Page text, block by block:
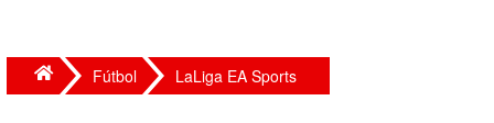
Fútbol LaLiga EA Sports